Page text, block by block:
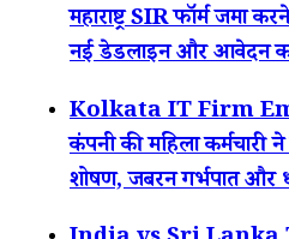
महाराष्ट्र SIR फॉर्म जमा
नई डेडलाइन और आवेदन का
Kolkata IT Firm
कंपनी की महिला कर्मचारी
शोषण, जबरन गर्भपात और